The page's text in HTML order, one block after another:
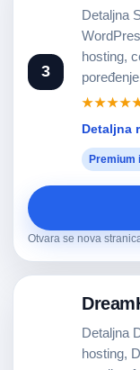
3
Detaljna
hosting,
Detaljna
Premium
Otvara se nova
Detaljna
hosting,